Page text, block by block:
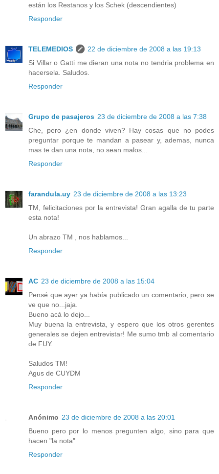
están los Restanos y los Schek (descendientes)
Responder
TELEMEDIOS
22 de diciembre de 2008 a las 19:13
Si Villar o Gatti me dieran una nota no tendria problema en
hacersela. Saludos.
Responder
Grupo de pasajeros 23 de diciembre de 2008 a las 7:38
Che, pero ¿en donde viven? Hay cosas que no podes
preguntar porque te mandan a pasear y, ademas, nunca
mas te dan una nota, no sean malos...
Responder
farandula.uy 23 de diciembre de 2008 a las 13:23
TM, felicitaciones por la entrevista! Gran agalla de tu parte
esta nota!
Un abrazo TM , nos hablamos...
Responder
AC 23 de diciembre de 2008 a las 15:04
Pensé que ayer ya había publicado un comentario, pero se
ve que no...jaja.
Bueno acá lo dejo...
Muy buena la entrevista, y espero que los otros gerentes
generales se dejen entrevistar! Me sumo tmb al comentario
de FUY.
Saludos TM!
Agus de CUYDM
Responder
Anónimo 23 de diciembre de 2008 a las 20:01
Bueno pero por lo menos pregunten algo, sino para que
hacen "la nota"
Responder